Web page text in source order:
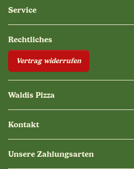
Service
Rechtliches
Vertrag widerrufen
Waldis Pizza
Kontakt
Unsere Zahlungsarten